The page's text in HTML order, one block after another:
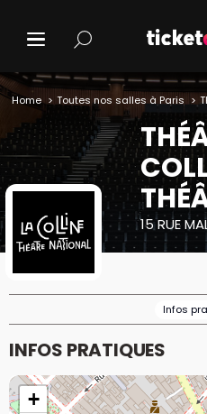
Home Toutes nos salles à Paris
15 RUE
Infos
INFOS PRATIQUES
+